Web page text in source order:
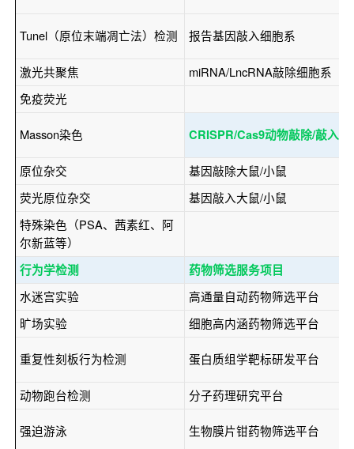
Tunel（原位末端凋亡法）检测 报告基因敲入细胞系
激光共聚焦
miRNA/LncRNA敲除细胞系
免疫荧光
Masson染色 CRISPR/Cas9动物敲除/敲入
原位杂交
基因敲除大鼠/小鼠
荧光原位杂交
基因敲入大鼠/小鼠
特殊染色（PSA、茜素红、阿
尔新蓝等）
行为学检测
药物筛选服务项目
水迷宫实验
高通量自动药物筛选平台
旷场实验
细胞高内涵药物筛选平台
重复性刻板行为检测 蛋白质组学靶标研发平台
动物跑台检测 分子药理研究平台
强迫游泳 生物膜片钳药物筛选平台